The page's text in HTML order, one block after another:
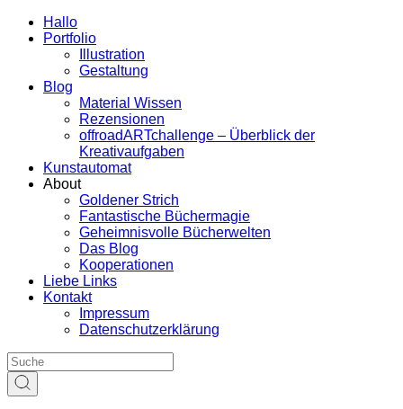
Hallo
Portfolio
Illustration
Gestaltung
Blog
Material Wissen
Rezensionen
offroadARTchallenge – Überblick der
Kreativaufgaben
Kunstautomat
About
Goldener Strich
Fantastische Büchermagie
Geheimnisvolle Bücherwelten
Das Blog
Kooperationen
Liebe Links
Kontakt
Impressum
Datenschutzerklärung